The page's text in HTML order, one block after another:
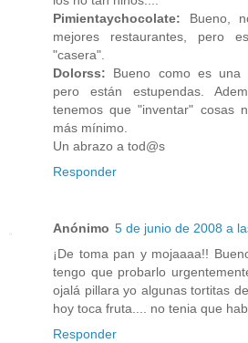
Pimientaychocolate: Bueno,
mejores restaurantes, pero
"casera".
Dolorss: Bueno como es una
pero están estupendas.
tenemos que "inventar" cosas
más mínimo.
Un abrazo a tod@s
Responder
Anónimo 5 de junio de 2008 a
¡De toma pan y mojaaaa!!
tengo que probarlo
ojalá pillara yo algunas tortitas
hoy toca fruta.... no tenia que
Responder